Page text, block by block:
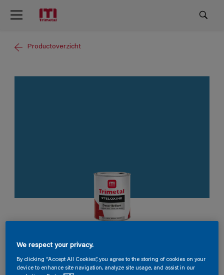
Productoverzicht
Steloxine Decor Brillant
We respect your privacy.
By clicking “Accept All Cookies”, you agree to the storing of cookies on your
device to enhance site navigation, analyze site usage, and assist in our